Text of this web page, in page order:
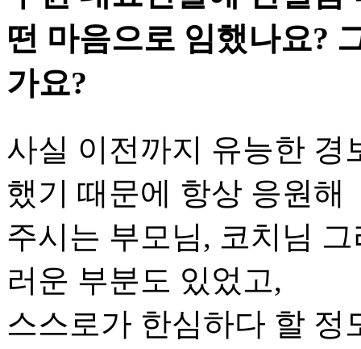
떤 마음으로 임했나요?
가요?
사실 이전까지 유능한 경
했기 때문에 항상 응원해
주시는 부모님, 코치님
러운 부분도 있었고,
스스로가 한심하다 할 정